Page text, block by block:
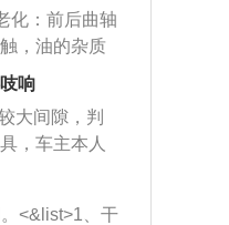
碳过多引起
器泡在草酸
，将清洗剂
后，车辆启
入到燃烧
可以让三元
塞的情况就
要打相同的
要反复练
忆，在真实
能打好方
化：前后曲轴
，油的杂质
其密封效果
。<&list>2、
塞环与缸体
燃烧室中，
粘度。使用
有烧机油现
响
大间隙，判
，车主本人
修理厂或4s
防尘罩破
<&list>1、干